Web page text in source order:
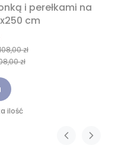
i perełkami na
cm
zł
zł
ilość